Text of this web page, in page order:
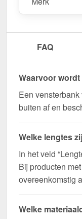
nu en profiteer
FAQ
Waarvoor
Een
buiten af en
Welke lengtes
In het veld
Bij producten
overeenkomstig
Welke